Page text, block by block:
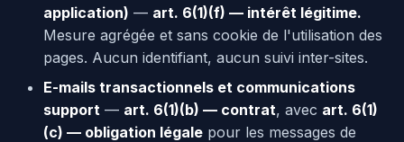
application) — art. 6(1)(f) — intérêt légitime.
Mesure agrégée et sans cookie de l'utilisation des
pages. Aucun identifiant, aucun suivi inter-sites.
E-mails transactionnels et communications
support — art. 6(1)(b) — contrat, avec art. 6(1)
(c) — obligation légale pour les messages de